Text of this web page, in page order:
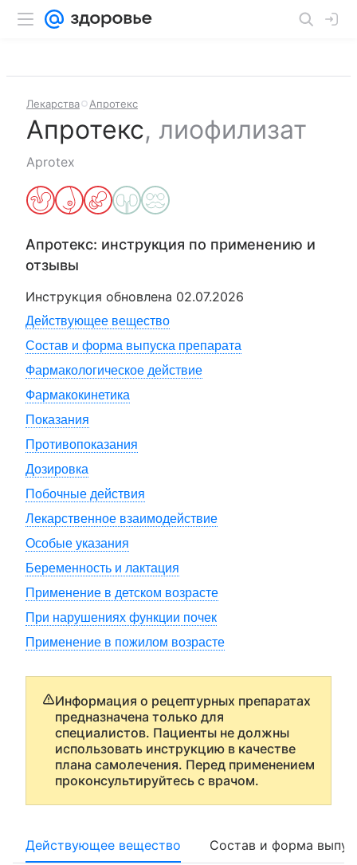
Лекарства Апротекс
Апротекс, лиофилизат
Aprotex
Апротекс: инструкция по применению и
отзывы
Инструкция обновлена 02.07.2026
Действующее вещество
Состав и форма выпуска препарата
Фармакологическое действие
Фармакокинетика
Показания
Противопоказания
Дозировка
Побочные действия
Лекарственное взаимодействие
Особые указания
Беременность и лактация
Применение в детском возрасте
При нарушениях функции почек
Применение в пожилом возрасте
Информация о рецептурных препаратах
предназначена только для
специалистов. Пациенты не должны
использовать инструкцию в качестве
плана самолечения. Перед применением
проконсультируйтесь с врачом.
Действующее вещество Состав и форма